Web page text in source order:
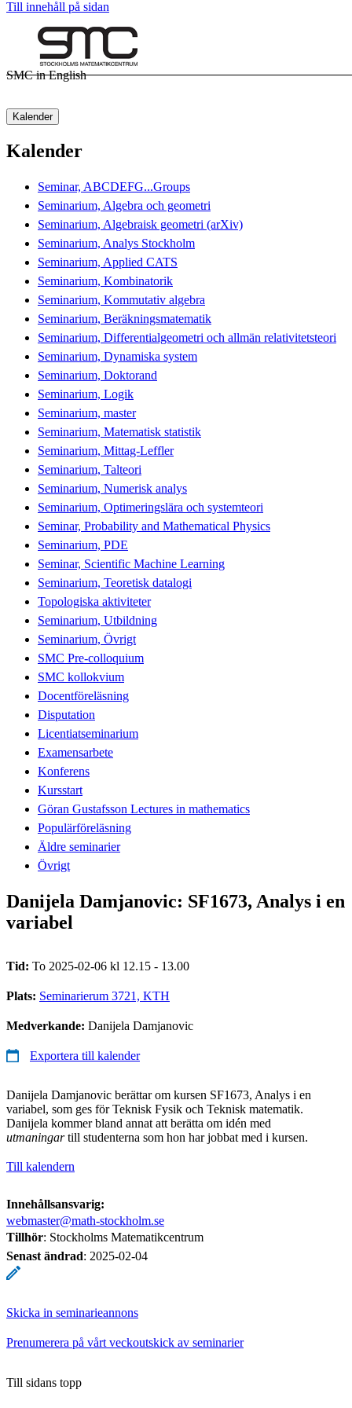
Till innehåll på sidan
SMC in English
Kalender
Kalender
Seminar, ABCDEFG...Groups
Seminarium, Algebra och geometri
Seminarium, Algebraisk geometri (arXiv)
Seminarium, Analys Stockholm
Seminarium, Applied CATS
Seminarium, Kombinatorik
Seminarium, Kommutativ algebra
Seminarium, Beräkningsmatematik
Seminarium, Differentialgeometri och allmän relativitetsteori
Seminarium, Dynamiska system
Seminarium, Doktorand
Seminarium, Logik
Seminarium, master
Seminarium, Matematisk statistik
Seminarium, Mittag-Leffler
Seminarium, Talteori
Seminarium, Numerisk analys
Seminarium, Optimeringslära och systemteori
Seminar, Probability and Mathematical Physics
Seminarium, PDE
Seminar, Scientific Machine Learning
Seminarium, Teoretisk datalogi
Topologiska aktiviteter
Seminarium, Utbildning
Seminarium, Övrigt
SMC Pre-colloquium
SMC kollokvium
Docentföreläsning
Disputation
Licentiatseminarium
Examensarbete
Konferens
Kursstart
Göran Gustafsson Lectures in mathematics
Populärföreläsning
Äldre seminarier
Övrigt
Danijela Damjanovic: SF1673, Analys i en
variabel
Tid: To 2025-02-06 kl 12.15 - 13.00
Plats: Seminarierum 3721, KTH
Medverkande: Danijela Damjanovic
Exportera till kalender
Danijela Damjanovic berättar om kursen SF1673, Analys i en
variabel, som ges för Teknisk Fysik och Teknisk matematik.
Danijela kommer bland annat att berätta om idén med
utmaningartill studenterna som hon har jobbat med i kursen.
Till kalendern
Innehållsansvarig:
webmaster@math-stockholm.se
Tillhör: Stockholms Matematikcentrum
Senast ändrad: 2025-02-04
Skicka in seminarieannons
Prenumerera på vårt veckoutskick av seminarier
Till sidans topp